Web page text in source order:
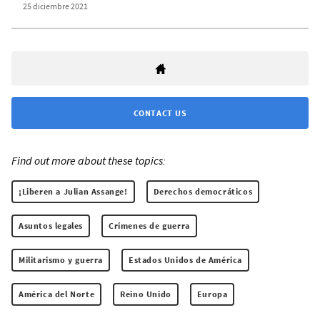
25 diciembre 2021
CONTACT US
Find out more about these topics:
¡Liberen a Julian Assange! Derechos democráticos
Asuntos legales Crímenes de guerra
Militarismo y guerra Estados Unidos de América
América del Norte Reino Unido Europa